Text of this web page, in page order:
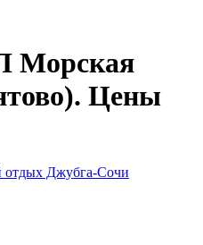
Морская
Цены
отдых Джубга-Сочи